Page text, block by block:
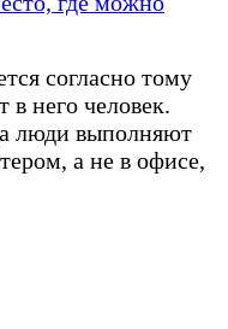
согласно тому
в него человек.
люди выполняют
а не в офисе,